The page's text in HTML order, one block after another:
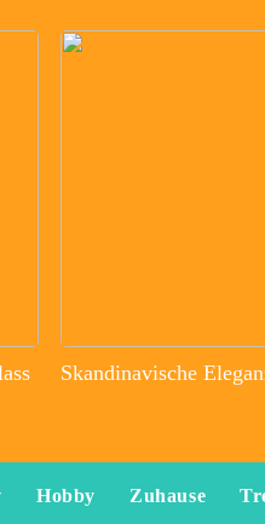
Skandinavische
Hobby Zuhause